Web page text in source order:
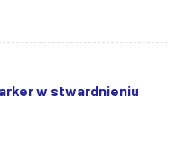
w stwardnieniu